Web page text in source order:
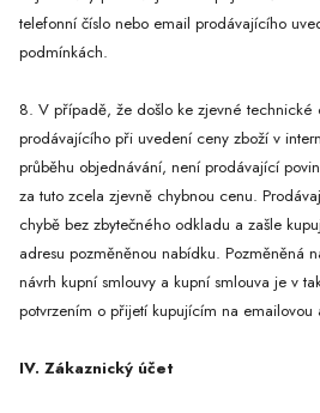
telefonní číslo nebo email prodávajícího
podmínkách.
8. V případě, že došlo ke zjevné technické
prodávajícího při uvedení ceny zboží v
průběhu objednávání, není prodávající
za tuto zcela zjevně chybnou cenu.
chybě bez zbytečného odkladu a zašle
adresu pozměněnou nabídku. Pozměněná
návrh kupní smlouvy a kupní smlouva je v
potvrzením o přijetí kupujícím na emailovou
IV. Zákaznický účet